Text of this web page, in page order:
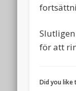
för att
Did you like